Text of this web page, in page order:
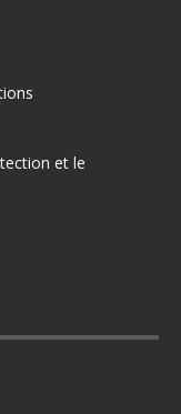
et le